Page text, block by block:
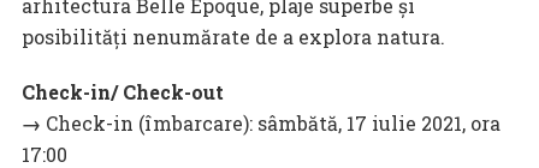
arhitectura Belle Époque, plaje superbe și
posibilități nenumărate de a explora natura.
Check-in/ Check-out
→ Check-in (îmbarcare): sâmbătă, 17 iulie 2021, ora
17:00